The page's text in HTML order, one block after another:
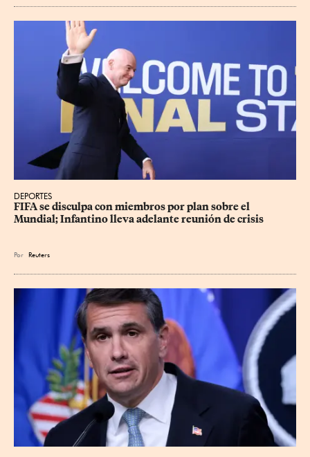
DEPORTES
FIFA se disculpa con miembros por plan sobre el
Mundial; Infantino lleva adelante reunión de crisis
Por Reuters